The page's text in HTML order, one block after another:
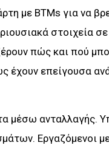
με BTMs για να
στοιχεία
πώς και πού
έχουν επείγουσα
μέσω ανταλλαγής.
Εργαζόμενοι